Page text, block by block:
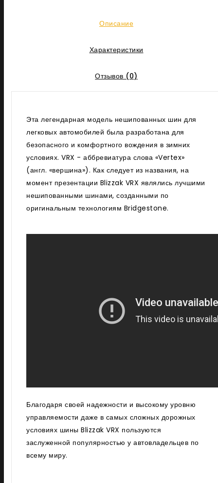
Описание
Характеристики
Отзывов (0)
Эта легендарная модель нешипованных шин для
легковых автомобилей была разработана для
безопасного и комфортного вождения в зимних
условиях. VRX - аббревиатура слова «Vertex»
(англ. «вершина»). Как следует из названия, на
момент презентации Blizzak VRX являлись лучшими
нешипованными шинами, созданными по
оригинальным технологиям Bridgestone.
Благодаря своей надежности и высокому уровню
управляемости даже в самых сложных дорожных
условиях шины Blizzak VRX пользуются
заслуженной популярностью у автовладельцев по
всему миру.